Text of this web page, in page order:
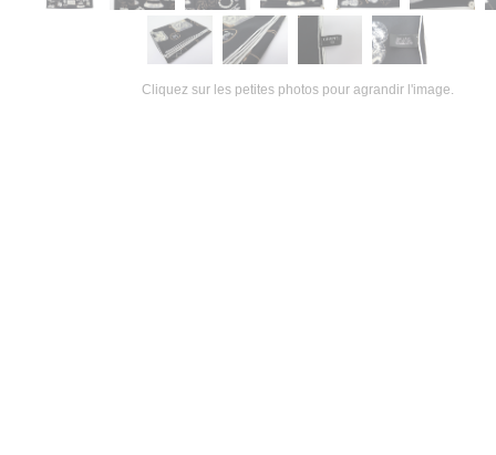
Cliquez sur les petites photos pour agrandir l'image.